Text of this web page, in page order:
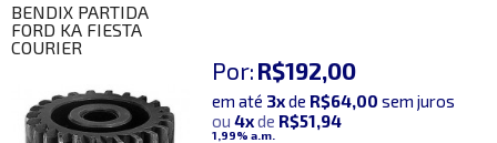
BENDIX PARTIDA
FORD KA FIESTA
COURIER
Por: R$192,00
em até 3xde R$64,00 sem juros
ou 4xde R$51,94
1,99% a.m.